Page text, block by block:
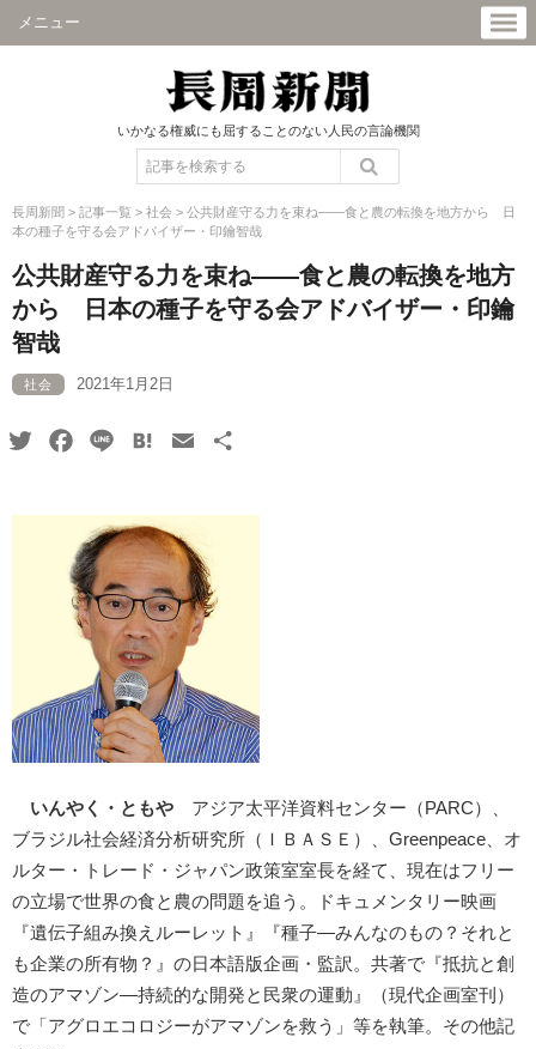
メニュー
いかなる権威にも屈することのない人民の言論機関
長周新聞 > 記事一覧 > 社会 > 公共財産守る力を束ね――食と農の転換を地方から 日
本の種子を守る会アドバイザー・印鑰智哉
公共財産守る力を束ね――食と農の転換を地方
から 日本の種子を守る会アドバイザー・印鑰
智哉
社会 2021年1月2日
TwitterFacebook
Line HatenaEmail
いんやく・ともや アジア太平洋資料センター（PARC）、
ブラジル社会経済分析研究所（ＩＢＡＳＥ）、Greenpeace、オ
ルター・トレード・ジャパン政策室室長を経て、現在はフリー
の立場で世界の食と農の問題を追う。ドキュメンタリー映画
『遺伝子組み換えルーレット』『種子―みんなのもの？それと
も企業の所有物？』の日本語版企画・監訳。共著で『抵抗と創
造のアマゾン―持続的な開発と民衆の運動』（現代企画室刊）
で「アグロエコロジーがアマゾンを救う」等を執筆。その他記